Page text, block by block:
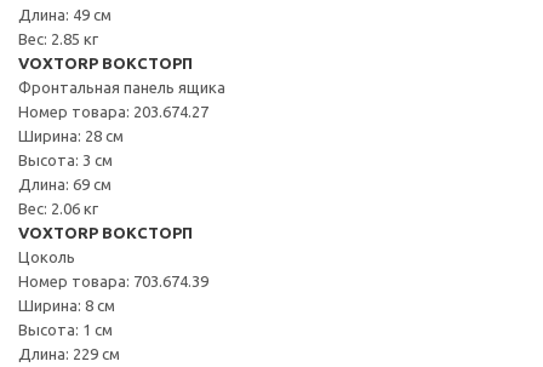
Длина: 49 см
Вес: 2.85 кг
VOXTORP ВОКСТОРП
Фронтальная панель ящика
Номер товара: 203.674.27
Ширина: 28 см
Высота: 3 см
Длина: 69 см
Вес: 2.06 кг
VOXTORP ВОКСТОРП
Цоколь
Номер товара: 703.674.39
Ширина: 8 см
Высота: 1 см
Длина: 229 см